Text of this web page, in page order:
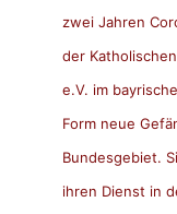
zwei Jahren
der
e.V. im
Form neue
Bundesgebiet.
ihren Dienst in